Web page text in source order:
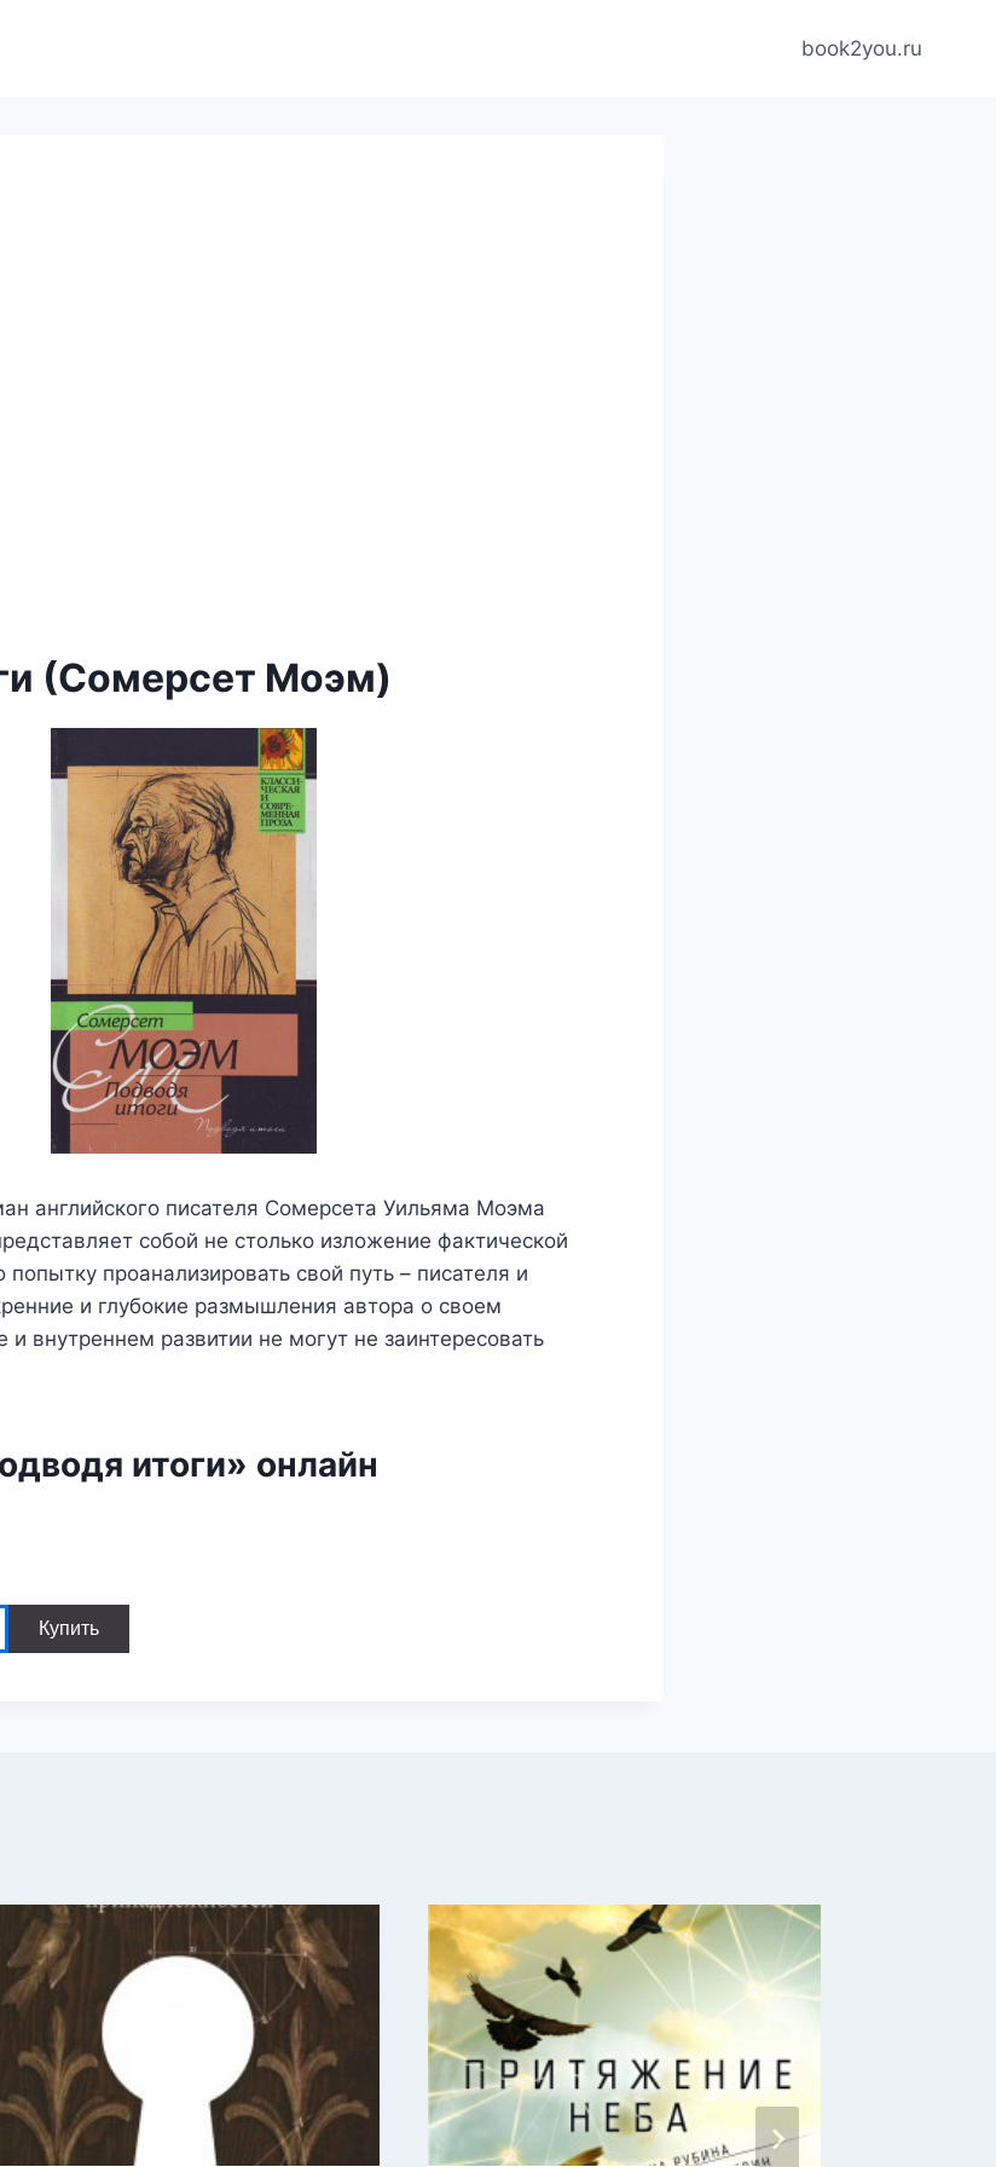
book2you.ru
(Сомерсет Моэм)
английского писателя Сомерсета Уильяма Моэма
собой не столько изложение фактической
проанализировать свой путь – писателя и
и глубокие размышления автора о своем
и внутреннем развитии не могут не заинтересовать
итоги» онлайн